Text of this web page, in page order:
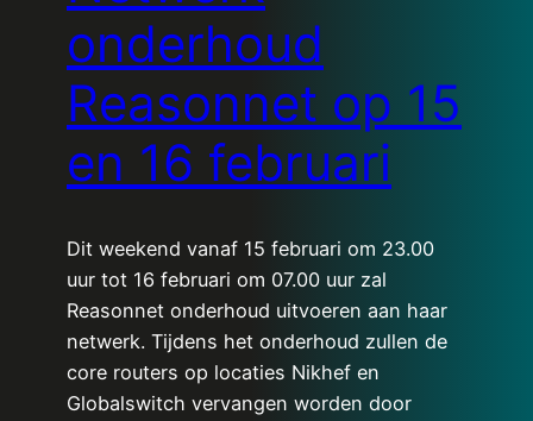
onderhoud
Reasonnet op 15
en 16 februari
Dit weekend vanaf 15 februari om 23.00
uur tot 16 februari om 07.00 uur zal
Reasonnet onderhoud uitvoeren aan haar
netwerk. Tijdens het onderhoud zullen de
core routers op locaties Nikhef en
Globalswitch vervangen worden door